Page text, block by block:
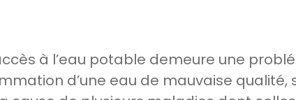
à l’eau potable demeure une
d’une eau de mauvaise qualité,